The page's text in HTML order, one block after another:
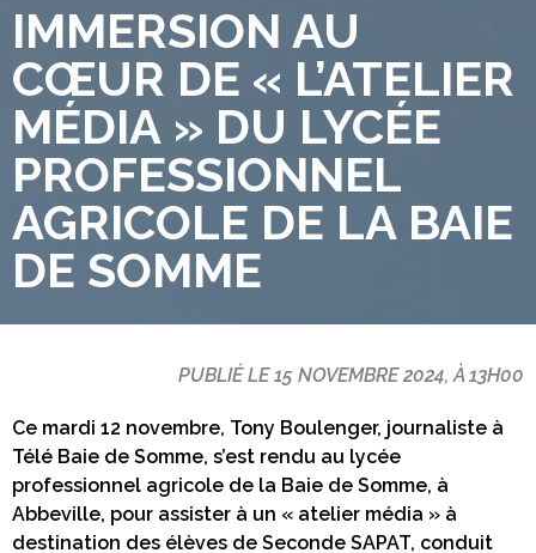
IMMERSION AU
CŒUR DE « L’ATELIER
MÉDIA » DU LYCÉE
PROFESSIONNEL
AGRICOLE DE LA BAIE
DE SOMME
PUBLIÉ LE 15 NOVEMBRE 2024, À 13H00
Ce mardi 12 novembre, Tony Boulenger, journaliste à
Télé Baie de Somme, s’est rendu au lycée
professionnel agricole de la Baie de Somme, à
Abbeville, pour assister à un « atelier média » à
destination des élèves de Seconde SAPAT, conduit